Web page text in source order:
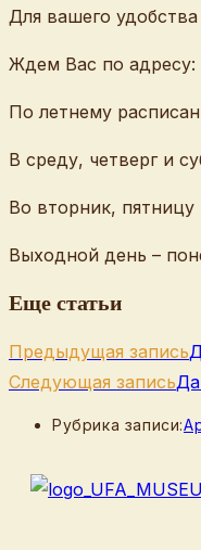
Для вашего
Ждем Вас по адресу:
По летнему
В среду, четверг и
Во вторник,
Выходной день –
Еще статьи
Предыдущая запись
Следующая запись
Рубрика записи: